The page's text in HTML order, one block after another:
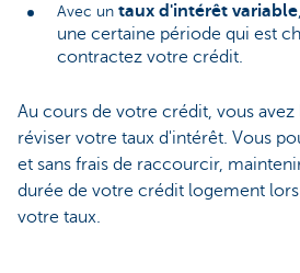
Avec un taux d'intérêt variable
une certaine période qui est
contractez votre crédit.
Au cours de votre crédit, vous avez
réviser votre taux d'intérêt. Vous
et sans frais de raccourcir,
durée de votre crédit logement
votre taux.